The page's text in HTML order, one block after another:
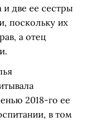
две ее сестры
поскольку их
а отец
2018-го ее
в том